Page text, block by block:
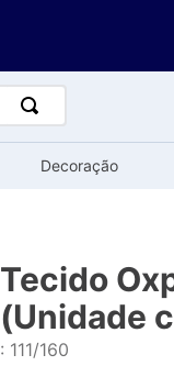
Decoração
Tecido
(Unidade
: 111/160